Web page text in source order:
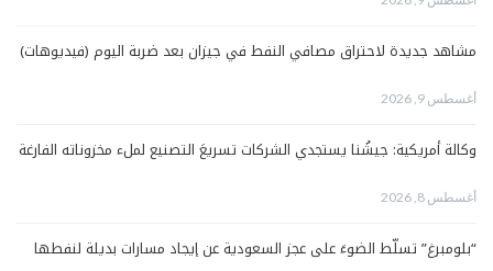
مشاهد جديدة لاحتراق مصافي النفط في جيزان بعد ضربة اليوم (فيديوهات)
أغسطس 9, 2026
وكالة أمريكية: جيشُنا يستجدي الشركات تسريعَ التصنيع لملء مخزوناته الفارغة
أغسطس 8, 2026
“بلومبرغ” تسلّط الضوءَ على عجز السعودية عن إيجاد مسارات بديلة لنفطها